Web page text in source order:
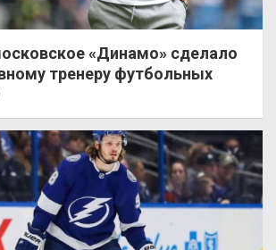
«Динамо» сделало
тренеру футбольных